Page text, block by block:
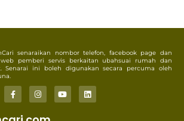
senaraikan nombor telefon, facebook page dan
pemberi servis berkaitan ubahsuai rumah dan
Senarai ini boleh digunakan secara percuma oleh